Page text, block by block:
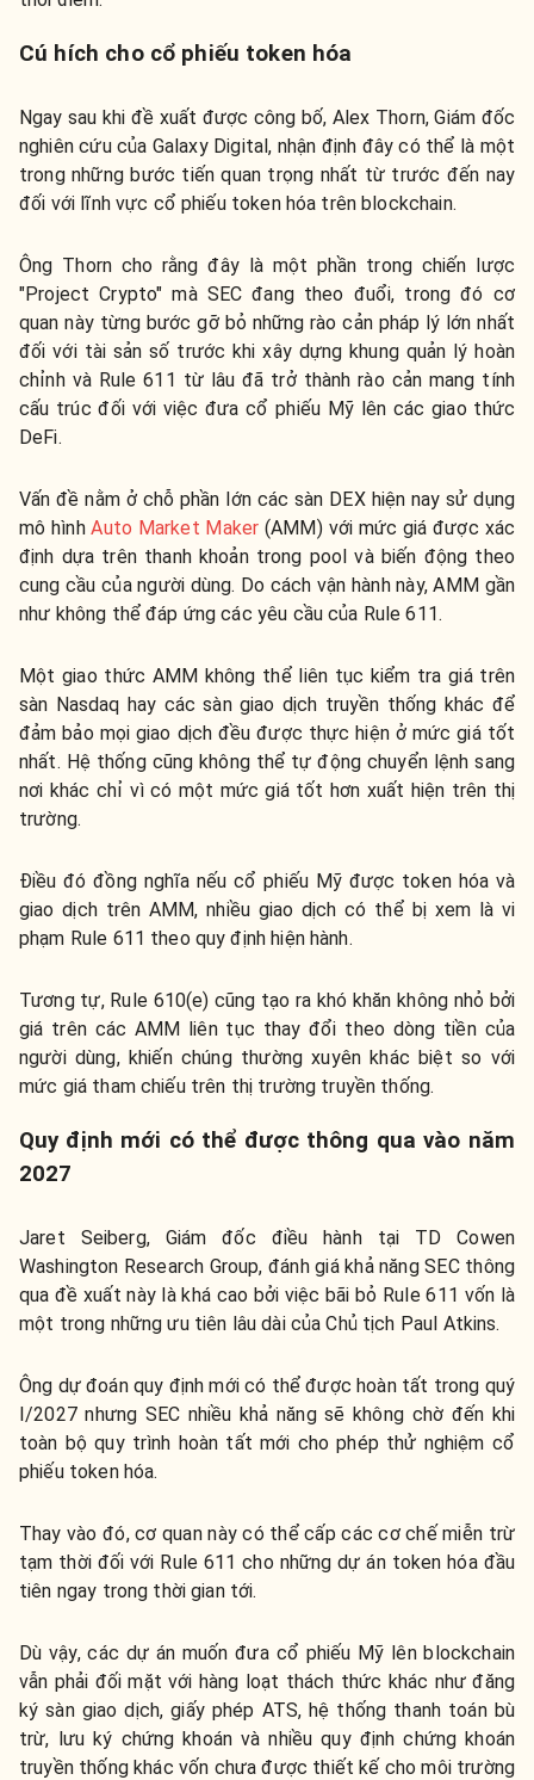
Cú hích cho cổ phiếu token hóa
Ngay sau khi đề xuất được công bố, Alex Thorn, Giám đốc
nghiên cứu của Galaxy Digital, nhận định đây có thể là một
trong những bước tiến quan trọng nhất từ trước đến nay
đối với lĩnh vực cổ phiếu token hóa trên blockchain.
Ông Thorn cho rằng đây là một phần trong chiến lược
"Project Crypto" mà SEC đang theo đuổi, trong đó cơ
quan này từng bước gỡ bỏ những rào cản pháp lý lớn nhất
đối với tài sản số trước khi xây dựng khung quản lý hoàn
chỉnh và Rule 611 từ lâu đã trở thành rào cản mang tính
cấu trúc đối với việc đưa cổ phiếu Mỹ lên các giao thức
DeFi.
Vấn đề nằm ở chỗ phần lớn các sàn DEX hiện nay sử dụng
mô hìnhAuto Market Maker (AMM) với mức giá được xác
định dựa trên thanh khoản trong pool và biến động theo
cung cầu của người dùng. Do cách vận hành này, AMM gần
như không thể đáp ứng các yêu cầu của Rule 611.
Một giao thức AMM không thể liên tục kiểm tra giá trên
sàn Nasdaq hay các sàn giao dịch truyền thống khác để
đảm bảo mọi giao dịch đều được thực hiện ở mức giá tốt
nhất. Hệ thống cũng không thể tự động chuyển lệnh sang
nơi khác chỉ vì có một mức giá tốt hơn xuất hiện trên thị
trường.
Điều đó đồng nghĩa nếu cổ phiếu Mỹ được token hóa và
giao dịch trên AMM, nhiều giao dịch có thể bị xem là vi
phạm Rule 611 theo quy định hiện hành.
Tương tự, Rule 610(e) cũng tạo ra khó khăn không nhỏ bởi
giá trên các AMM liên tục thay đổi theo dòng tiền của
người dùng, khiến chúng thường xuyên khác biệt so với
mức giá tham chiếu trên thị trường truyền thống.
Quy định mới có thể được thông qua vào năm
2027
Jaret Seiberg, Giám đốc điều hành tại TD Cowen
Washington Research Group, đánh giá khả năng SEC thông
qua đề xuất này là khá cao bởi việc bãi bỏ Rule 611 vốn là
một trong những ưu tiên lâu dài của Chủ tịch Paul Atkins.
Ông dự đoán quy định mới có thể được hoàn tất trong quý
I/2027 nhưng SEC nhiều khả năng sẽ không chờ đến khi
toàn bộ quy trình hoàn tất mới cho phép thử nghiệm cổ
phiếu token hóa.
Thay vào đó, cơ quan này có thể cấp các cơ chế miễn trừ
tạm thời đối với Rule 611 cho những dự án token hóa đầu
tiên ngay trong thời gian tới.
Dù vậy, các dự án muốn đưa cổ phiếu Mỹ lên blockchain
vẫn phải đối mặt với hàng loạt thách thức khác như đăng
ký sàn giao dịch, giấy phép ATS, hệ thống thanh toán bù
trừ, lưu ký chứng khoán và nhiều quy định chứng khoán
truyền thống khác vốn chưa được thiết kế cho môi trường